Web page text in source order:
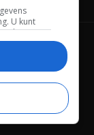
U kunt
te
naar
trekken via de